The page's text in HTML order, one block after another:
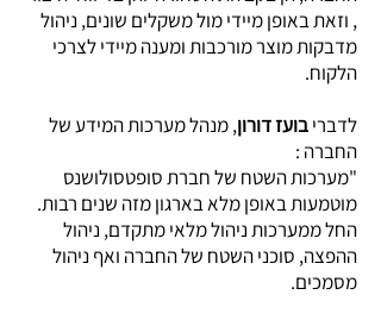
, וזאת באופן מיידי מול משקלים שונים, ניהול
מדבקות מוצר מורכבות ומענה מיידי לצרכי
הלקוח.
לדבריבועז דורון, מנהל מערכות המידע של
החברה :
"מערכות השטח של חברת סופטסולושנס
מוטמעות באופן מלא בארגון מזה שנים רבות.
החל ממערכות ניהול מלאי מתקדם, ניהול
ההפצה, סוכני השטח של החברה ואף ניהול
מסמכים.